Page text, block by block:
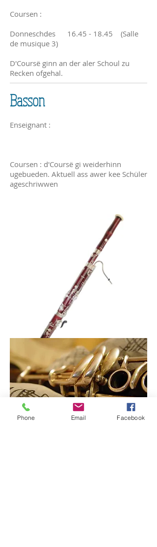
Coursen :
Donneschdes 16.45 - 18.45 (Salle
de musique 3)
D'Coursë ginn an der aler Schoul zu
Recken ofgehal.
Basson
Enseignant :
Coursen : d'Coursë gi weiderhinn
ugebueden. Aktuell ass awer kee Schüler
ageschriwwen
Phone Email Facebook